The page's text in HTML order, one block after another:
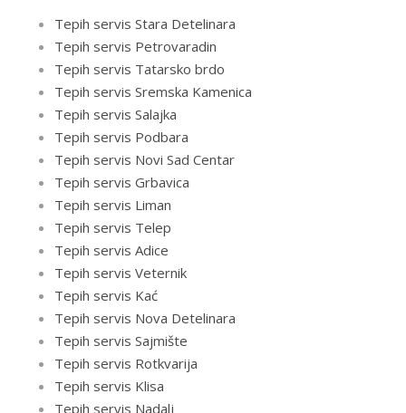
Tepih servis Stara Detelinara
Tepih servis Petrovaradin
Tepih servis Tatarsko brdo
Tepih servis Sremska Kamenica
Tepih servis Salajka
Tepih servis Podbara
Tepih servis Novi Sad Centar
Tepih servis Grbavica
Tepih servis Liman
Tepih servis Telep
Tepih servis Adice
Tepih servis Veternik
Tepih servis Kać
Tepih servis Nova Detelinara
Tepih servis Sajmište
Tepih servis Rotkvarija
Tepih servis Klisa
Tepih servis Nadalj